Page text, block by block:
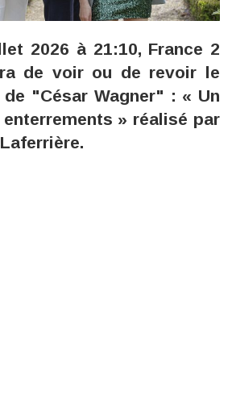
2026 à 21:10, France 2
de voir ou de revoir le
"César Wagner" : « Un
» réalisé par